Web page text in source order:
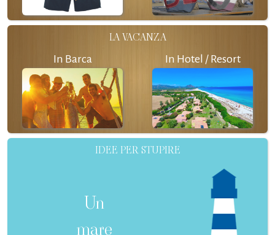
LA VACANZA
In Barca In Hotel / Resort
IDEE PER STUPIRE
Un
mare